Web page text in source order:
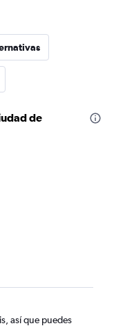
de
así que puedes